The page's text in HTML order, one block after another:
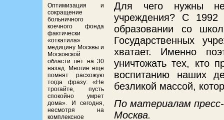
Оптимизация и
сокращение
больничного
коечного фонда
фактически
«откатила»
медицину Москвы и
Московской
области лет на 30
назад. Многие еще
помнят расхожую
тогда фразу: «Не
трогайте, пусть
спокойно умрет
дома». И сегодня,
несмотря на
комплексное
Для чего нужны
учреждения? С
образовании со
Государственных
хватает. Именно
уничтожать тех, кто
воспитанию наших
безликой массой,
По материалам
Москва.